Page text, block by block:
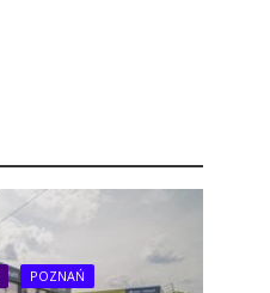
POZNAŃ